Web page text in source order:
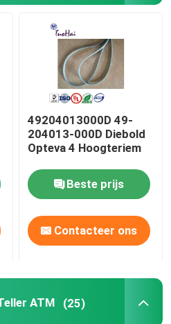
49204013000D 49-
204013-000D Diebold
Opteva 4 Hoogteriem
Beste prijs
Contacteer ons
ATM (25)